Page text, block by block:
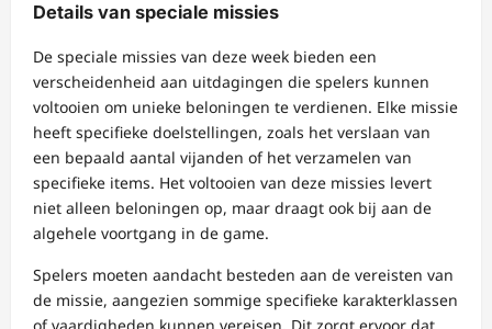
Details van speciale missies
De speciale missies van deze week bieden een
verscheidenheid aan uitdagingen die spelers kunnen
voltooien om unieke beloningen te verdienen. Elke missie
heeft specifieke doelstellingen, zoals het verslaan van
een bepaald aantal vijanden of het verzamelen van
specifieke items. Het voltooien van deze missies levert
niet alleen beloningen op, maar draagt ook bij aan de
algehele voortgang in de game.
Spelers moeten aandacht besteden aan de vereisten van
de missie, aangezien sommige specifieke karakterklassen
of vaardigheden kunnen vereisen. Dit zorgt ervoor dat